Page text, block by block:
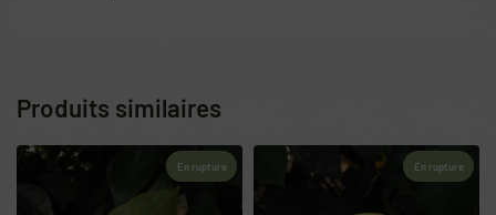
Produits similaires
En rupture En rupture